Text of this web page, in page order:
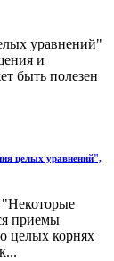
уравнений"
и
быть полезен
целых уравнений",
приемы
целых корнях